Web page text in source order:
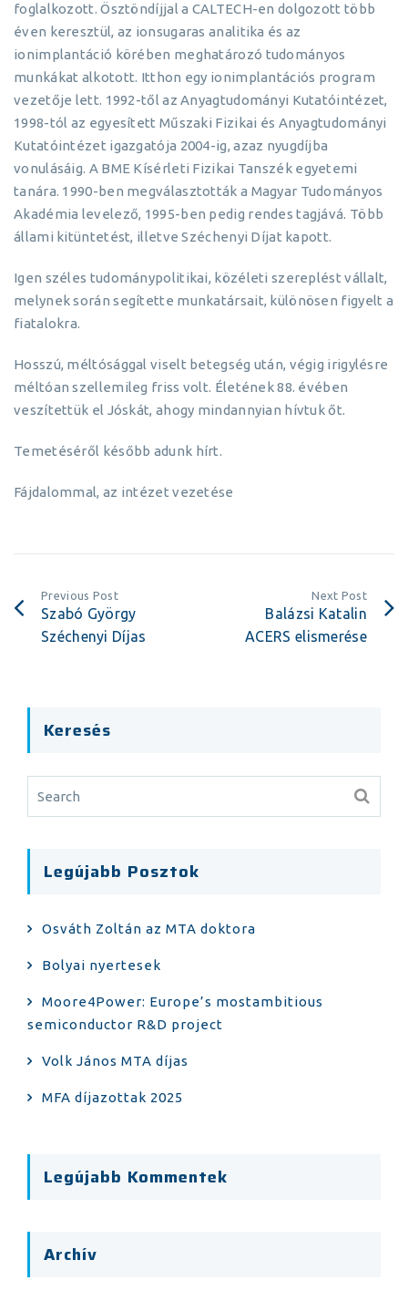
foglalkozott. Ösztöndíjjal a CALTECH-en dolgozott több
éven keresztül, az ionsugaras analitika és az
ionimplantáció körében meghatározó tudományos
munkákat alkotott. Itthon egy ionimplantációs program
vezetője lett. 1992-től az Anyagtudományi Kutatóintézet,
1998-tól az egyesített Műszaki Fizikai és Anyagtudományi
Kutatóintézet igazgatója 2004-ig, azaz nyugdíjba
vonulásáig. A BME Kísérleti Fizikai Tanszék egyetemi
tanára. 1990-ben megválasztották a Magyar Tudományos
Akadémia levelező, 1995-ben pedig rendes tagjává. Több
állami kitüntetést, illetve Széchenyi Díjat kapott.
Igen széles tudománypolitikai, közéleti szereplést vállalt,
melynek során segítette munkatársait, különösen figyelt a
fiatalokra.
Hosszú, méltósággal viselt betegség után, végig irigylésre
méltóan szellemileg friss volt. Életének 88. évében
veszítettük el Jóskát, ahogy mindannyian hívtuk őt.
Temetéséről később adunk hírt.
Fájdalommal, az intézet vezetése
Previous Post
Szabó György
Széchenyi Díjas
Next Post
Balázsi Katalin
ACERS elismerése
Keresés
Legújabb Posztok
Osváth Zoltán az MTA doktora
Bolyai nyertesek
Moore4Power: Europe’s mostambitious
semiconductor R&D project
Volk János MTA díjas
MFA díjazottak 2025
Legújabb Kommentek
Archív